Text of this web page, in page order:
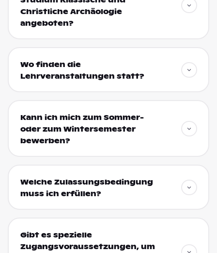
Christliche Archäologie
angeboten?
Wo finden die
Lehrveranstaltungen statt?
Kann ich mich zum Sommer-
oder zum Wintersemester
bewerben?
Welche Zulassungsbedingung
muss ich erfüllen?
Gibt es spezielle
Zugangsvoraussetzungen, um